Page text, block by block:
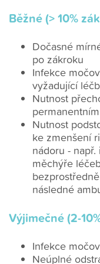
Běžné (> 10%
Dočasné
po zákroku
Infekce
vyžadující
Nutnost
Nutnost
ke zmenšení
nádoru -
měchýře
následné
Výjimečné (2-
Infekce
Neúplné